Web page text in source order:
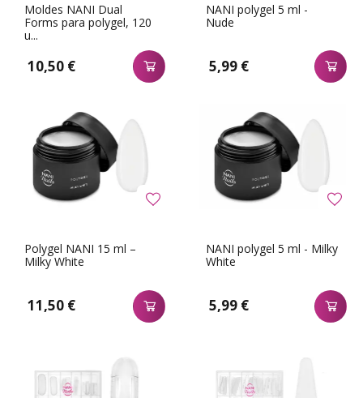
Moldes NANI Dual
Forms para polygel, 120
u...
10,50 €
NANI polygel 5 ml -
Nude
5,99 €
Polygel NANI 15 ml –
Milky White
11,50 €
NANI polygel 5 ml - Milky
White
5,99 €